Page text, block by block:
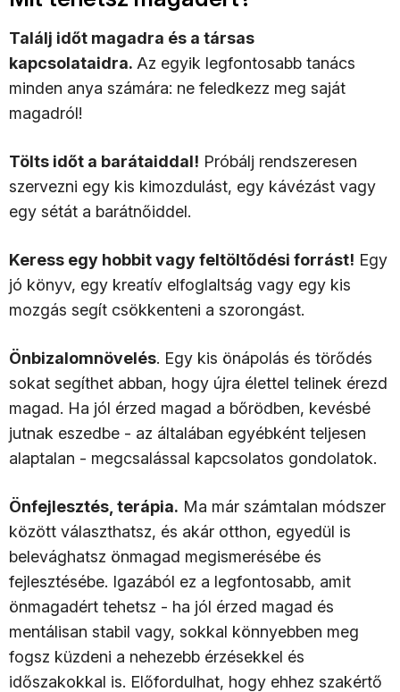
Találj időt magadra és a társas
kapcsolataidra. Az egyik legfontosabb tanács
minden anya számára: ne feledkezz meg saját
magadról!
Tölts időt a barátaiddal! Próbálj rendszeresen
szervezni egy kis kimozdulást, egy kávézást vagy
egy sétát a barátnőiddel.
Keress egy hobbit vagy feltöltődési forrást! Egy
jó könyv, egy kreatív elfoglaltság vagy egy kis
mozgás segít csökkenteni a szorongást.
Önbizalomnövelés. Egy kis önápolás és törődés
sokat segíthet abban, hogy újra élettel telinek érezd
magad. Ha jól érzed magad a bőrödben, kevésbé
jutnak eszedbe - az általában egyébként teljesen
alaptalan - megcsalással kapcsolatos gondolatok.
Önfejlesztés, terápia. Ma már számtalan módszer
között választhatsz, és akár otthon, egyedül is
belevághatsz önmagad megismerésébe és
fejlesztésébe. Igazából ez a legfontosabb, amit
önmagadért tehetsz - ha jól érzed magad és
mentálisan stabil vagy, sokkal könnyebben meg
fogsz küzdeni a nehezebb érzésekkel és
időszakokkal is. Előfordulhat, hogy ehhez szakértő